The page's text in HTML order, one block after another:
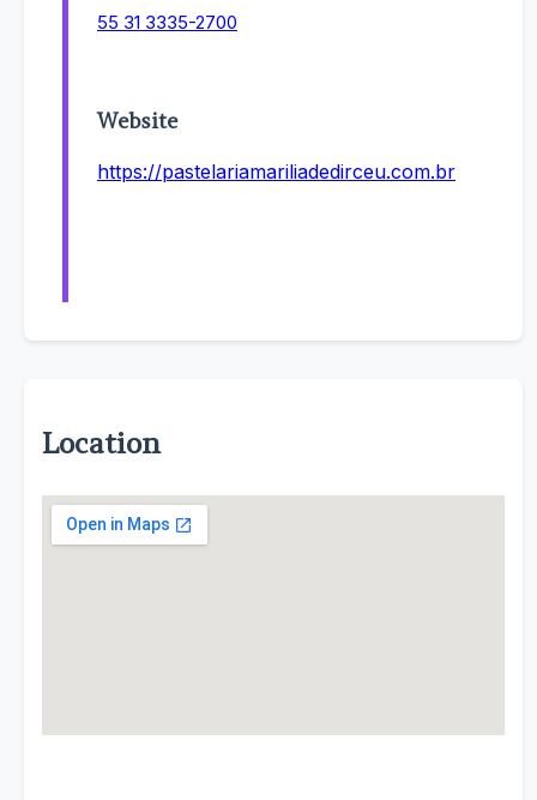
55 31 3335-2700
Website
https://pastelariamariliadedirceu.com.br
Location